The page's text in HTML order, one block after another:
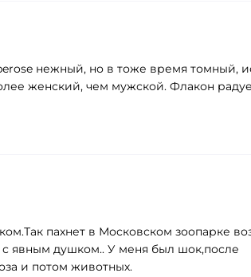
нежный, но в тоже время томный,
женский, чем мужской. Флакон
пахнет в Московском зоопарке
с явным душком.. У меня был шок,после
и потом животных.